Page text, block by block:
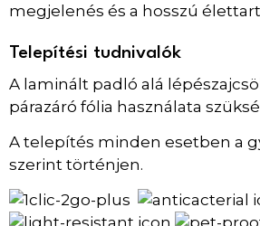
megjelenés és a hosszú
Telepítési tudnivalók
A laminált padló alá
párazáró fólia használata
A telepítés minden esetben a
szerint történjen.